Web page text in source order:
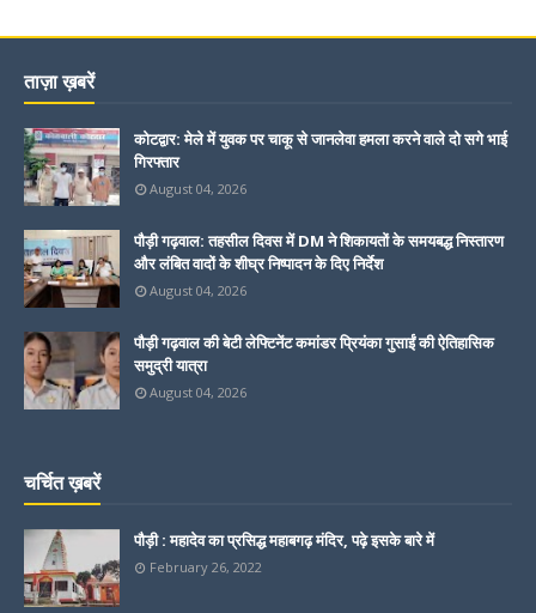
ताज़ा ख़बरें
कोटद्वार: मेले में युवक पर चाकू से जानलेवा हमला करने वाले दो सगे भाई
गिरफ्तार
August 04, 2026
पौड़ी गढ़वाल: तहसील दिवस में DM ने शिकायतों के समयबद्ध निस्तारण
और लंबित वादों के शीघ्र निष्पादन के दिए निर्देश
August 04, 2026
पौड़ी गढ़वाल की बेटी लेफ्टिनेंट कमांडर प्रियंका गुसाईं की ऐतिहासिक
समुद्री यात्रा
August 04, 2026
चर्चित ख़बरें
पौड़ी : महादेव का प्रसिद्ध महाबगढ़ मंदिर, पढ़े इसके बारे में
February 26, 2022